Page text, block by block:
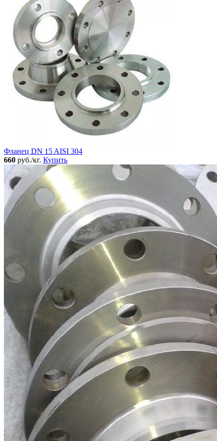
Фланец DN 15 AISI 304
660 руб./кг. Купить